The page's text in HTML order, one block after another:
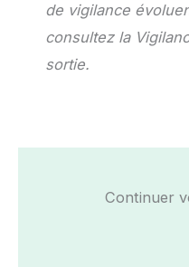
de vigilance
consultez la
sortie.
Continuer